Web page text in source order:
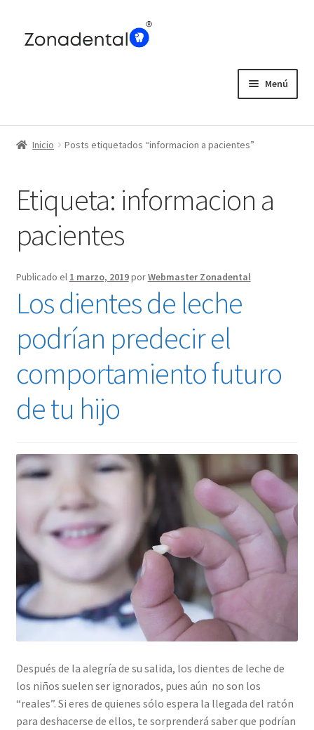
Menú
Inicio Posts etiquetados “informacion a pacientes”
Etiqueta: informacion a
pacientes
Publicado el 1 marzo, 2019porWebmaster Zonadental
Los dientes de leche
podrían predecir el
comportamiento futuro
de tu hijo
Después de la alegría de su salida, los dientes de leche de
los niños suelen ser ignorados, pues aún no son los
“reales”. Si eres de quienes sólo espera la llegada del ratón
para deshacerse de ellos, te sorprenderá saber que podrían